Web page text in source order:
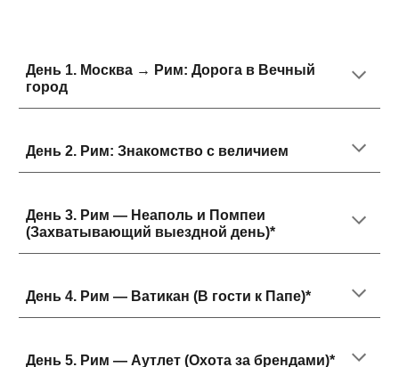
День 1. Москва → Рим: Дорога в Вечный
город
День 2. Рим: Знакомство с величием
День 3. Рим — Неаполь и Помпеи
(Захватывающий выездной день)*
День 4. Рим — Ватикан (В гости к Папе)*
День 5. Рим — Аутлет (Охота за брендами)*